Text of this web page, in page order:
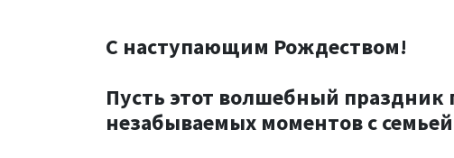
С наступающим Рождеством!
Пусть этот волшебный праздник
незабываемых моментов с